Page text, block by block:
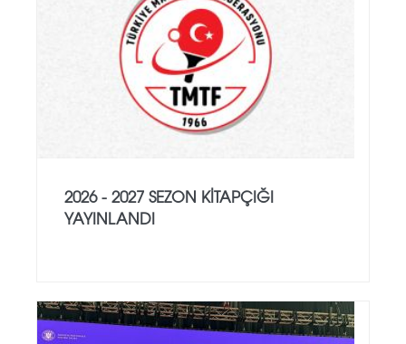
2026 - 2027 SEZON KITAPÇIĞI
YAYINLANDI